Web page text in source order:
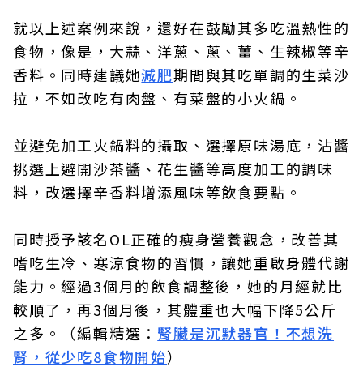
就以上述案例來說，還好在鼓勵其多吃溫熱性的
食物，像是，大蒜、洋蔥、蔥、薑、生辣椒等辛
香料。同時建議她減肥期間與其吃單調的生菜沙
拉，不如改吃有肉盤、有菜盤的小火鍋。
並避免加工火鍋料的攝取、選擇原味湯底，沾醬
挑選上避開沙茶醬、花生醬等高度加工的調味
料，改選擇辛香料增添風味等飲食要點。
同時授予該名OL正確的瘦身營養觀念，改善其
嗜吃生冷、寒涼食物的習慣，讓她重啟身體代謝
能力。經過3個月的飲食調整後，她的月經就比
較順了，再3個月後，其體重也大幅下降5公斤
之多。（編輯精選： 腎臟是沉默器官！不想洗
腎，從少吃8食物開始）